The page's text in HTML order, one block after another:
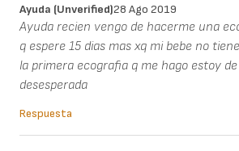
Ayuda (unverified)28 Ago 2019
Ayuda recien vengo de hacerme una
q espere 15 dias mas xq mi bebe no
la primera ecografia q me hago estoy
desesperada
Respuesta